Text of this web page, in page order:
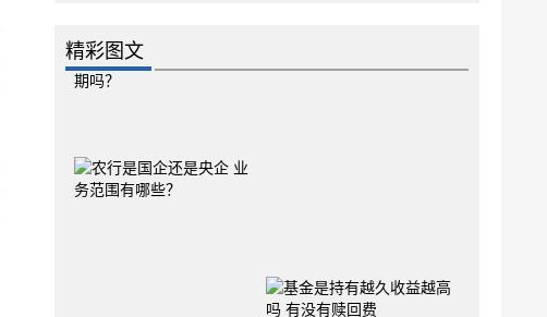
精彩图文